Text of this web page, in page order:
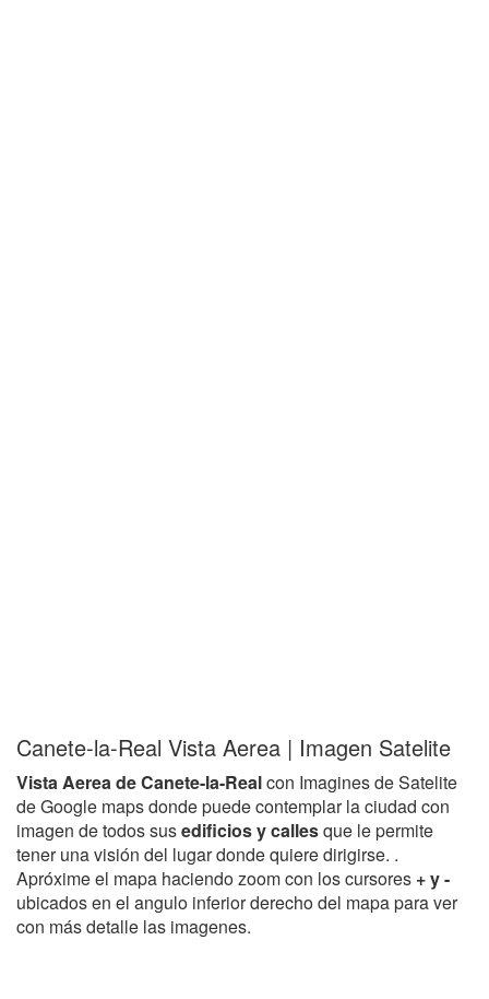
Canete-la-Real Vista Aerea | Imagen Satelite
Vista Aerea de Canete-la-Realcon Imagines de Satelite
de Google maps donde puede contemplar la ciudad con
imagen de todos susedificios y callesque le permite
tener una visión del lugar donde quiere dirigirse. .
Apróxime el mapa haciendo zoom con los cursores + y -
ubicados en el angulo inferior derecho del mapa para ver
con más detalle las imagenes.